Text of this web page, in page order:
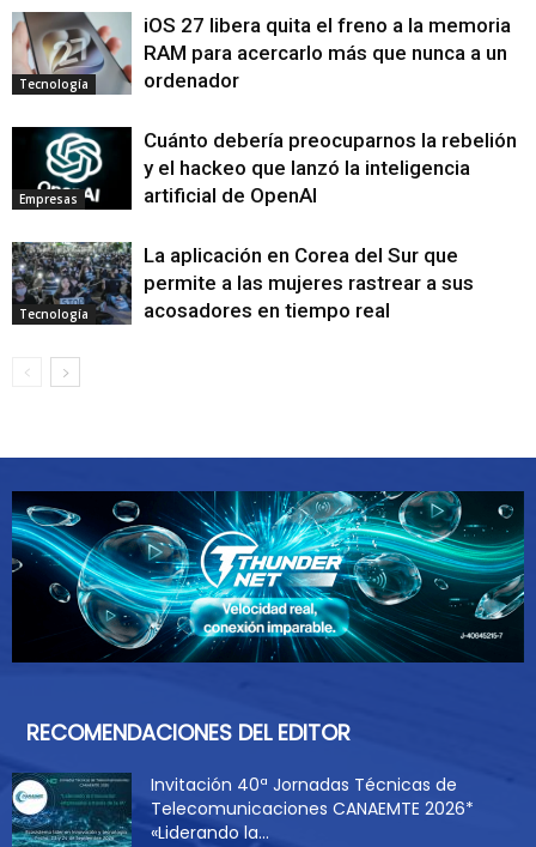
Tecnología
iOS 27 libera quita el freno a la memoria
RAM para acercarlo más que nunca a un
ordenador
Empresas
Cuánto debería preocuparnos la rebelión
y el hackeo que lanzó la inteligencia
artificial de OpenAI
Tecnología
La aplicación en Corea del Sur que
permite a las mujeres rastrear a sus
acosadores en tiempo real
RECOMENDACIONES DEL EDITOR
Invitación 40ª Jornadas Técnicas de
Telecomunicaciones CANAEMTE 2026*
«Liderando la...